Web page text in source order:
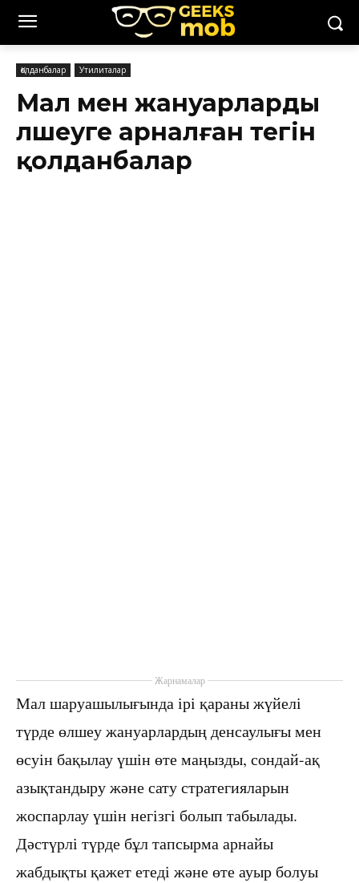
Қолданбалар Утилиталар
Мал мен жануарларды
өлшеуге арналған тегін
қолданбалар
Жарнамалар
Мал шаруашылығында ірі қараны жүйелі
түрде өлшеу жануарлардың денсаулығы мен
өсуін бақылау үшін өте маңызды, сондай-ақ
азықтандыру және сату стратегияларын
жоспарлау үшін негізгі болып табылады.
Дәстүрлі түрде бұл тапсырма арнайы
жабдықты қажет етеді және өте ауыр болуы